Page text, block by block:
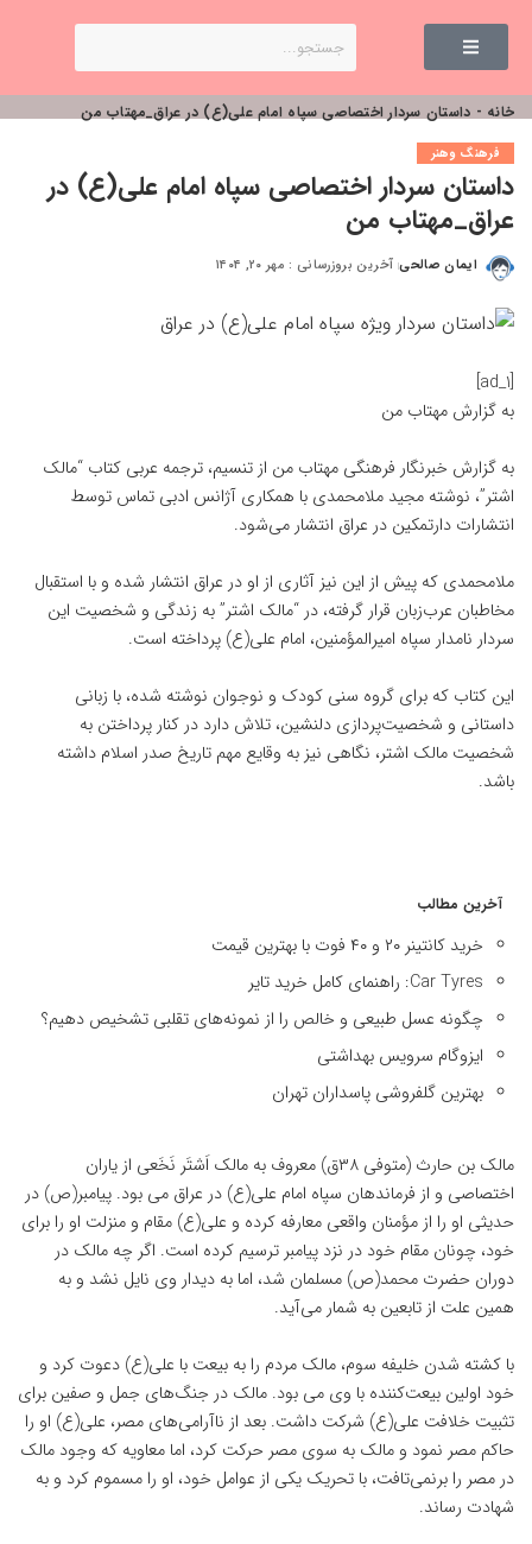
خانه - داستان سردار اختصاصی سپاه امام علی(ع) در عراق_مهتاب من
فرهنگ وهنر
داستان سردار اختصاصی سپاه امام علی(ع) در
عراق_مهتاب من
ایمان صالحی آخرین بروزرسانی : مهر ۲۰, ۱۴۰۴
[ad_1]
به گزارش مهتاب من
به گزارش خبرنگار فرهنگی مهتاب من از تنسیم، ترجمه عربی کتاب “مالک
اشتر”، نوشته مجید ملامحمدی با همکاری آژانس ادبی تماس توسط
انتشارات دارتمکین در عراق انتشار می‌شود.
ملامحمدی که پیش از این نیز آثاری از او در عراق انتشار شده و با استقبال
مخاطبان عرب‌زبان قرار گرفته، در “مالک اشتر” به زندگی و شخصیت این
سردار نامدار سپاه امیرالمؤمنین، امام علی(ع) پرداخته است.
این کتاب که برای گروه سنی کودک و نوجوان نوشته شده، با زبانی
داستانی و شخصیت‌پردازی دلنشین، تلاش دارد در کنار پرداختن به
شخصیت مالک اشتر، نگاهی نیز به وقایع مهم تاریخ صدر اسلام داشته
باشد.
آخرین مطالب
خرید کانتینر ۲۰ و ۴۰ فوت با بهترین قیمت
Car Tyres: راهنمای کامل خرید تایر
چگونه عسل طبیعی و خالص را از نمونه‌های تقلبی تشخیص دهیم؟
ایزوگام سرویس بهداشتی
بهترین گلفروشی پاسداران تهران
مالک بن حارث (متوفی ۳۸ق) معروف به مالک اَشتَر نَخَعی از یاران
اختصاصی و از فرماندهان سپاه امام علی(ع) در عراق می بود. پیامبر(ص) در
حدیثی او را از مؤمنان واقعی معارفه کرده و علی(ع) مقام و منزلت او را برای
خود، چونان مقام خود در نزد پیامبر ترسیم کرده است. اگر چه مالک در
دوران حضرت محمد(ص) مسلمان شد، اما به دیدار وی نایل نشد و به
همین علت از تابعین به شمار می‌آید.
با کشته شدن خلیفه سوم، مالک مردم را به بیعت با علی(ع) دعوت کرد و
خود اولین بیعت‌کننده با وی می بود. مالک در جنگ‌های جمل و صفین برای
تثبیت خلافت علی(ع) شرکت داشت. بعد از ناآرامی‌های مصر، علی(ع) او را
حاکم مصر نمود و مالک به سوی مصر حرکت کرد، اما معاویه که وجود مالک
در مصر را برنمی‌تافت، با تحریک یکی از عوامل خود، او را مسموم کرد و به
شهادت رساند.